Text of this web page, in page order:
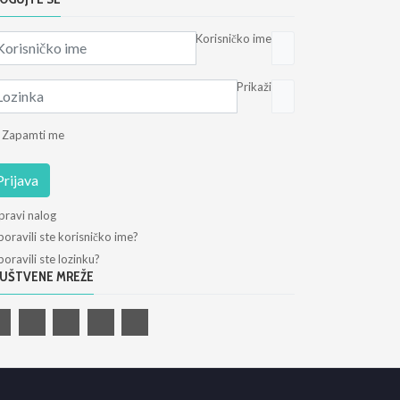
Korisničko ime
Prikaži
Zapamti me
nalog
ste korisničko ime?
ste lozinku?
MREŽE